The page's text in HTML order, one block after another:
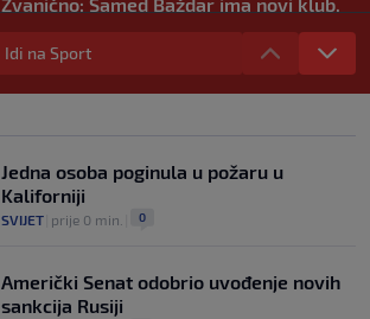
zadužio broj sa velikom "težinom"
NOGOMET|prije 5 h
Prije nekoliko godina zaludjela je
Idi na Sport
Jedna osoba poginula u požaru u
Kaliforniji
SVIJET prije 0 min. 0
Američki Senat odobrio uvođenje novih
sankcija Rusiji